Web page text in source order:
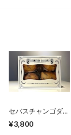
セバスチャンゴダー
わせ（小）
¥3,800